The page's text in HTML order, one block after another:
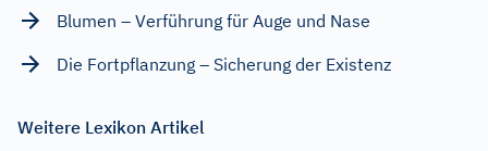
Blumen – Verführung für Auge und Nase
Die Fortpflanzung – Sicherung der Existenz
Weitere Lexikon Artikel